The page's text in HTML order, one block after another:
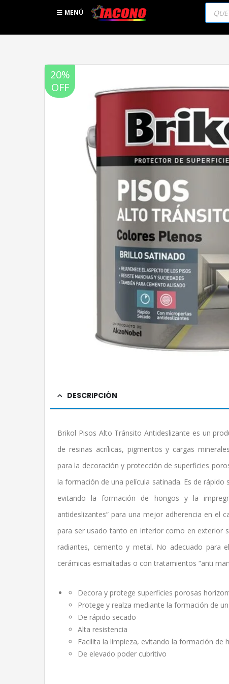
MENÚ
20%
OFF
DESCRIPCIÓN
Brikol Pisos Alto Tránsito Antideslizante es un
de resinas acrílicas, pigmentos y cargas
para la decoración y protección de superficies
la formación de una película satinada. Es de rápido
evitando la formación de hongos y la
antideslizantes” para una mejor adherencia en el
para ser usado tanto en interior como en exterior
radiantes, cemento y metal. No adecuado para
cerámicas esmaltadas o con tratamientos “anti
Decora y protege superficies porosas
Protege y realza mediante la formación de
De rápido secado
Alta resistencia
Facilita la limpieza, evitando la formación de
De elevado poder cubritivo